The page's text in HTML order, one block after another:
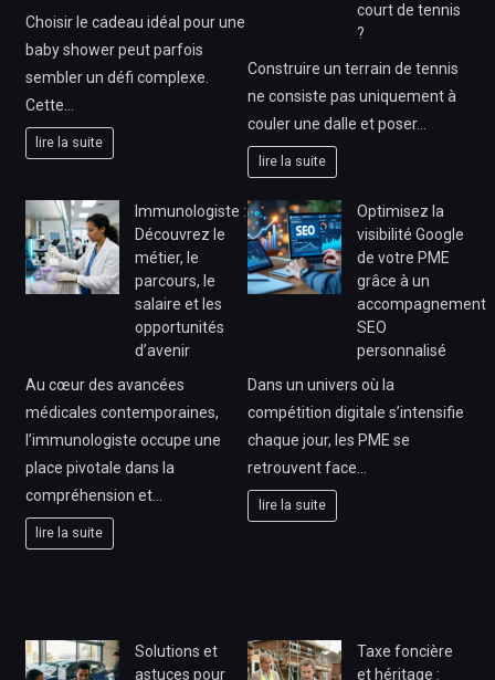
Choisir le cadeau idéal pour une
baby shower peut parfois
sembler un défi complexe.
Cette…
lire la suite
court de tennis
?
Construire un terrain de tennis
ne consiste pas uniquement à
couler une dalle et poser…
lire la suite
Immunologiste :
Découvrez le
métier, le
parcours, le
salaire et les
opportunités
d’avenir
Au cœur des avancées
médicales contemporaines,
l’immunologiste occupe une
place pivotale dans la
compréhension et…
lire la suite
Optimisez la
visibilité Google
de votre PME
grâce à un
accompagnement
SEO
personnalisé
Dans un univers où la
compétition digitale s’intensifie
chaque jour, les PME se
retrouvent face…
lire la suite
Solutions et
astuces pour
Taxe foncière
et héritage :